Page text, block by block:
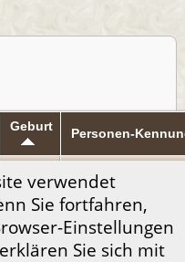
verwendet
Sie fortfahren,
Einstellungen
Sie sich mit
Geburt Personen-
1923
I1489
erstellt und betreut von
Rechte vorbehalten.
of Genealogy Sitebuildingv.